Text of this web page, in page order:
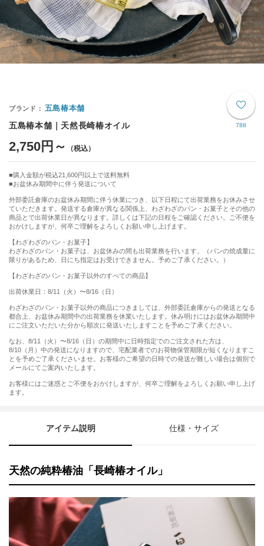
788
五島椿本舗
五島椿本舗｜天然長崎椿オイル
2,750円～
購入金額が税込21,600円以上で送料無料
お盆休み期間中に伴う発送について
外部委託倉庫のお盆休み期間に伴う休業につき、以下日程にて出荷業務をお休みさせ
ていただきます。発送する倉庫が異なる関係上、わざわざのパン・お菓子とその他の
商品とで出荷休業日が異なります。詳しくは下記の日程をご確認ください。ご不便を
おかけしますが、何卒ご理解をよろしくお願い申し上げます。
【わざわざのパン・お菓子】
わざわざのパン・お菓子は、お盆休みの間も出荷業務を行います。（パンの焼成量に
限りがあるため、日にち指定はお受けできません。予めご了承ください。）
【わざわざのパン・お菓子以外のすべての商品】
出荷休業日：8/11（火）〜8/16（日）
わざわざのパン・お菓子以外の商品につきましては、外部委託倉庫からの発送となる
都合上、お盆休み期間中の出荷業務を休業いたします。休み明けにはお盆休み期間中
にご注文いただいた分から順次に発送いたしますことを予めご了承ください。
なお、8/11（火）〜8/16（日）の期間中に日時指定でのご注文された方は、
8/10（月）中の発送になりますので、宅配業者でのお荷物保管期限が短くなりますこ
とを予めご了承くださいませ。お客様のご希望の日時での発送が難しい場合は個別で
メールにてご案内いたします。
お客様にはご迷惑とご不便をおかけしますが、何卒ご理解をよろしくお願い申し上げ
ます。
アイテム説明 仕様・サイズ
天然の純粋椿油「長崎椿オイル」